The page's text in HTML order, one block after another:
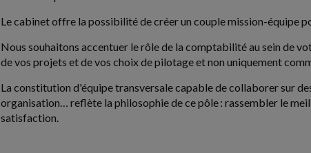
Le cabinet offre la possibilité de créer un couple mission-équipe
Nous souhaitons accentuer le rôle de la comptabilité au sein de
de vos projets et de vos choix de pilotage et non uniquement
La constitution d'équipe transversale capable de collaborer sur
organisation… reflète la philosophie de ce pôle : rassembler le
satisfaction.